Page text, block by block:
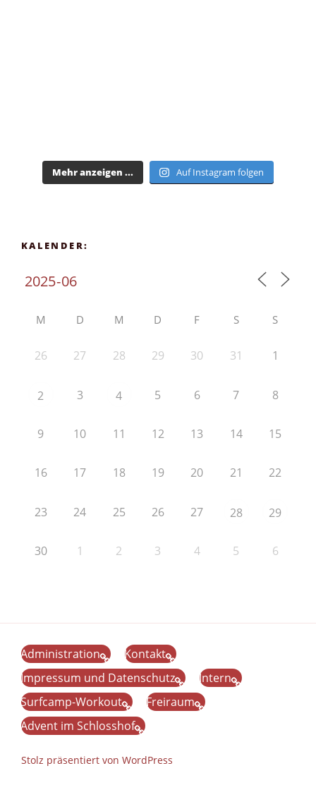
Mehr anzeigen ... Auf Instagram folgen
KALENDER:
M D M D F S S
26 27 28 29 30 31 1
2 3 4 5 6 7 8
9 10 11 12 13 14 15
16 17 18 19 20 21 22
23 24 25 26 27 28 29
30 1 2 3 4 5 6
Administration
Kontakt
Impressum und Datenschutz
Intern
Surfcamp-Workout
Freiraum
Advent im Schlosshof
Stolz präsentiert von WordPress